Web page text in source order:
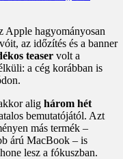
Apple hagyományosan
az időzítés és a banner
teaser volt a
a cég korábban is
alig három hét
bemutatójától. Azt
más termék –
árú MacBook – is
lesz a fókuszban.